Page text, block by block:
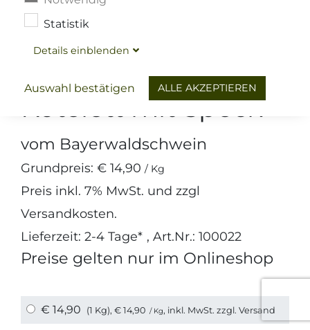
Statistik
Details einblenden
Auswahl bestätigen ALLE AKZEPTIEREN
Fleisch
Kotelett mit Speck
vom Bayerwaldschwein
Grundpreis: € 14,90 / Kg
Preis inkl. 7% MwSt. und zzgl
Versandkosten.
Lieferzeit: 2-4 Tage* , Art.Nr.: 100022
Preise gelten nur im Onlineshop
€ 14,90 (1 Kg), € 14,90 / Kg, inkl. MwSt. zzgl. Versand